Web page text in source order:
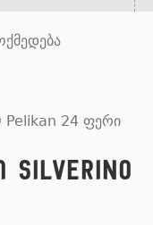
Pelikan 24 ფერი